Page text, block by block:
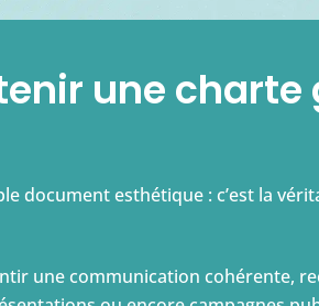
une
document esthétique : c’est la
une communication cohérente,